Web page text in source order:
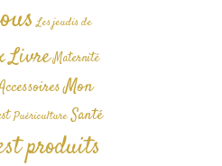
Les jeudis de
Livre Maternité
Mon
Puériculture Santé
produits